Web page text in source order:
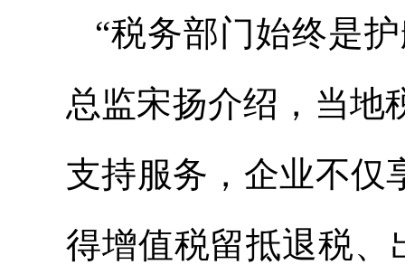
“税务部门始终是
总监宋扬介绍，当地
支持服务，企业不仅
得增值税留抵退税、